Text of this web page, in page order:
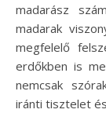
madarász
madarak
megfelelő
erdőkben is
nemcsak
iránti tisztelet